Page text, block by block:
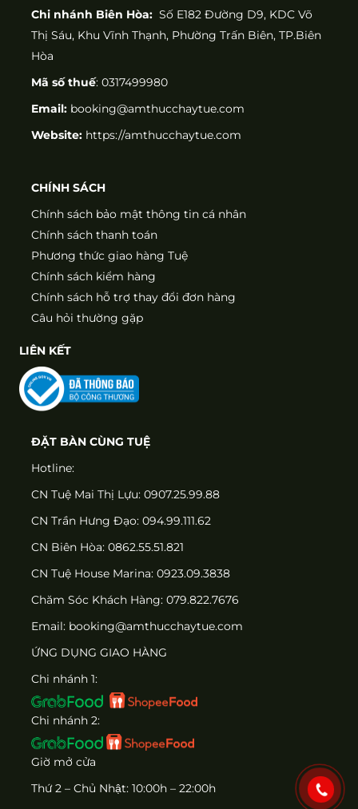
Chi nhánh Biên Hòa: Số E182 Đường D9, KDC Võ
Thị Sáu, Khu Vĩnh Thạnh, Phường Trấn Biên, TP.Biên
Hòa
Mã số thuế: 0317499980
Email: booking@amthucchaytue.com
Website: https://amthucchaytue.com
CHÍNH SÁCH
Chính sách bảo mật thông tin cá nhân
Chính sách thanh toán
Phương thức giao hàng Tuệ
Chính sách kiểm hàng
Chính sách hỗ trợ thay đổi đơn hàng
Câu hỏi thường gặp
LIÊN KẾT
ĐẶT BÀN CÙNG TUỆ
Hotline:
CN Tuệ Mai Thị Lựu: 0907.25.99.88
CN Trần Hưng Đạo: 094.99.111.62
CN Biên Hòa: 0862.55.51.821
CN Tuệ House Marina: 0923.09.3838
Chăm Sóc Khách Hàng: 079.822.7676
Email: booking@amthucchaytue.com
ỨNG DỤNG GIAO HÀNG
Chi nhánh 1:
Chi nhánh 2:
Giờ mở cửa
Thứ 2 – Chủ Nhật: 10:00h – 22:00h